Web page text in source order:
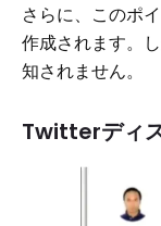
さらに、このポ
作成されます。
知されません。
Twitterディ